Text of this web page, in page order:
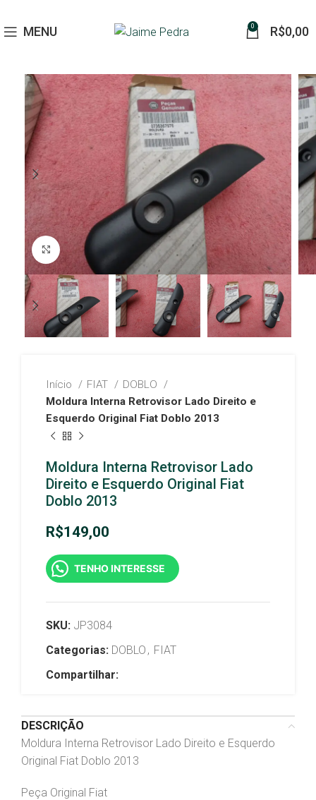
MENU 0 R$0,00
Click to enlarge
Início FIAT
DOBLO
Moldura Interna Retrovisor Lado Direito e
Esquerdo Original Fiat Doblo 2013
Moldura Interna Retrovisor Lado
Direito e Esquerdo Original Fiat
Doblo 2013
R$149,00
TENHO INTERESSE
SKU: JP3084
Categorias: DOBLO , FIAT
Compartilhar:
DESCRIÇÃO
Moldura Interna Retrovisor Lado Direito e Esquerdo
Original Fiat Doblo 2013
Peça Original Fiat